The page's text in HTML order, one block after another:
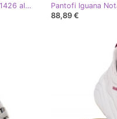
Pantofi Iguana Onavy W 92800401426 albastru
88,89 €